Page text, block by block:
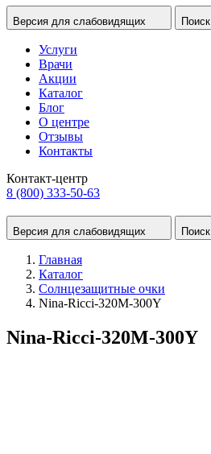
Версия для слабовидящих Поиск
Услуги
Врачи
Акции
Каталог
Блог
О центре
Отзывы
Контакты
Контакт-центр
8 (800) 333-50-63
Версия для слабовидящих Поиск
Главная
Каталог
Солнцезащитные очки
Nina-Ricci-320M-300Y
Nina-Ricci-320M-300Y